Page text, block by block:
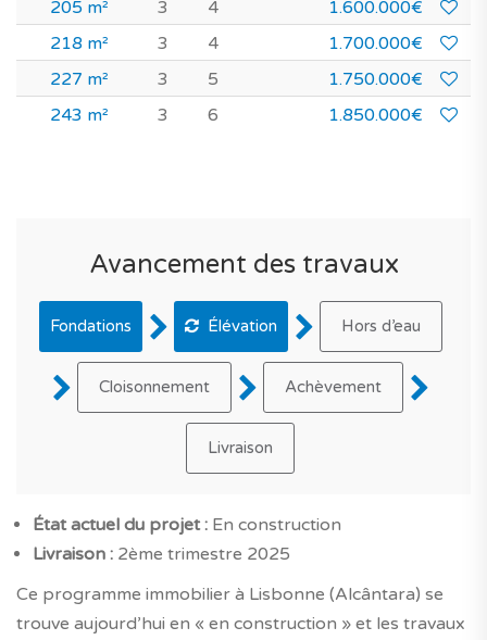
205 m² 3 4
1.600.000€
218 m²
3 4
1.700.000€
227 m²
3 5
1.750.000€
243 m²
3 6 1.850.000€
Avancement des travaux
Fondations Élévation Hors d’eau
Cloisonnement Achèvement
Livraison
État actuel du projet : En construction
Livraison : 2ème trimestre 2025
Ce programme immobilier à Lisbonne (Alcântara) se
trouve aujourd’hui en « en construction » et les travaux